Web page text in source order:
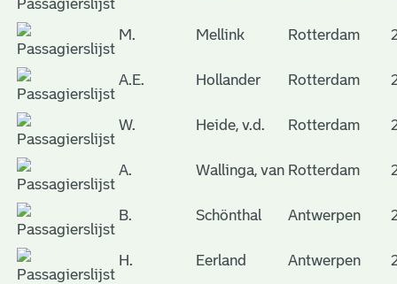
M. Mellink Rotterdam
A.E. Hollander Rotterdam
W. Heide, v.d. Rotterdam
A. Wallinga, van Rotterdam
B. Schönthal Antwerpen
H. Eerland Antwerpen